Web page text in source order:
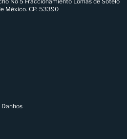
México. CP. 53390